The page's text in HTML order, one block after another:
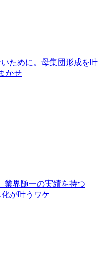
ために。母集団形成を叶
かせ
業界随一の実績を持つ
が叶うワケ